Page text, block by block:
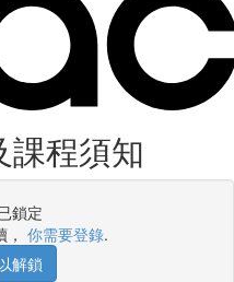
課程須知
鎖定
你需要登錄.
解鎖